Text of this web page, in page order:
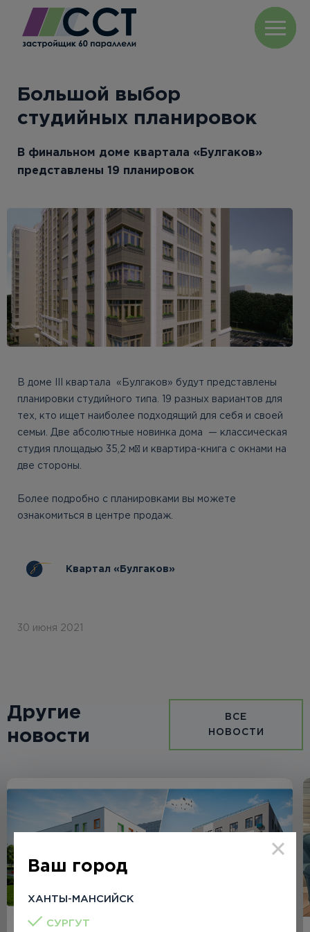
Ваш город
ХАНТЫ-МАНСИЙСК
СУРГУТ
Большой выбор
студийных планировок
В финальном доме квартала «Булгаков»
представлены 19 планировок
В доме III квартала «Булгаков» будут представлены
планировки студийного типа. 19 разных вариантов для
тех, кто ищет наиболее подходящий для себя и своей
семьи. Две абсолютные новинка дома — классическая
студия площадью 35,2 м² и квартира-книга с окнами на
две стороны.
Более подробно с планировками вы можете
ознакомиться в центре продаж.
Квартал «Булгаков»
30 июня 2021
Другие
новости
ВСЕ
НОВОСТИ